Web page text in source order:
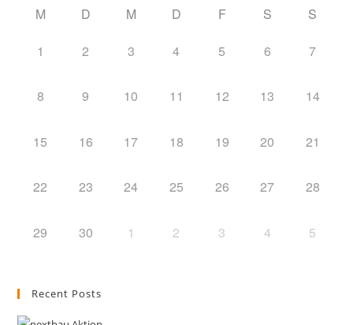
M D M D F S S
1 2 3 4 5 6 7
8 9 10 11 12 13 14
15 16 17 18 19 20 21
22 23 24 25 26 27 28
29 30 1 2 3 4 5
Recent Posts